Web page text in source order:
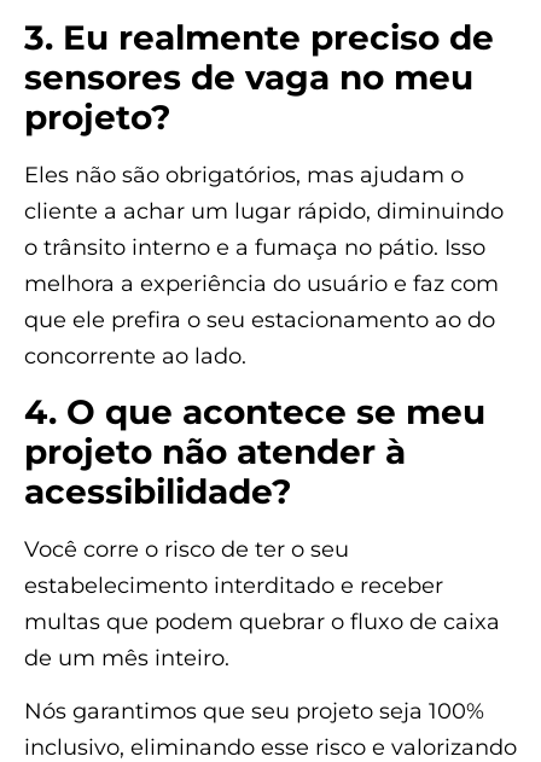
3. Eu realmente preciso de
sensores de vaga no meu
projeto?
Eles não são obrigatórios, mas ajudam o
cliente a achar um lugar rápido, diminuindo
o trânsito interno e a fumaça no pátio. Isso
melhora a experiência do usuário e faz com
que ele prefira o seu estacionamento ao do
concorrente ao lado.
4. O que acontece se meu
projeto não atender à
acessibilidade?
Você corre o risco de ter o seu
estabelecimento interditado e receber
multas que podem quebrar o fluxo de caixa
de um mês inteiro.
Nós garantimos que seu projeto seja 100%
inclusivo, eliminando esse risco e valorizando